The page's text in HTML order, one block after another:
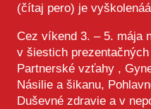
(čítaj pero) je
Cez víkend 3. – 5. mája
v šiestich
Partnerské vzťahy ,
Násilie a šikanu,
Duševné zdravie a v